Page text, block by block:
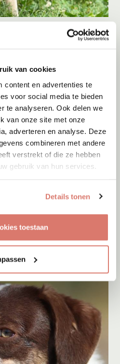
van cookies
content en advertenties te
voor social media te bieden
te analyseren. Ook delen we
van onze site met onze
adverteren en analyse. Deze
combineren met andere
verstrekt of die ze hebben
gebruik van hun services.
Details tonen
toestaan